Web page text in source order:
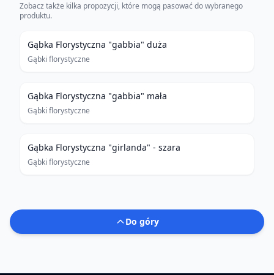
Zobacz także kilka propozycji, które mogą pasować do wybranego
produktu.
Gąbka Florystyczna "gabbia" duża
Gąbki florystyczne
Gąbka Florystyczna "gabbia" mała
Gąbki florystyczne
Gąbka Florystyczna "girlanda" - szara
Gąbki florystyczne
Do góry